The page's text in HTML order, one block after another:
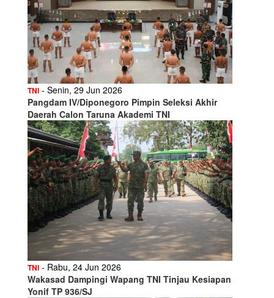
TNI - Senin, 29 Jun 2026
Pangdam IV/Diponegoro Pimpin Seleksi Akhir
Daerah Calon Taruna Akademi TNI
TNI - Rabu, 24 Jun 2026
Wakasad Dampingi Wapang TNI Tinjau Kesiapan
Yonif TP 936/SJ